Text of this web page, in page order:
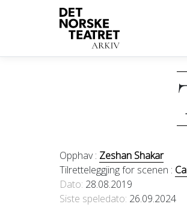
Opphav : Zeshan Shakar
Tilretteleggjing for scenen :
Dato 28.08.2019
Siste speledato 26.09.2024